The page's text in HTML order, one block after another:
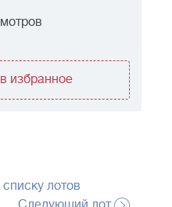
избранное
лотов